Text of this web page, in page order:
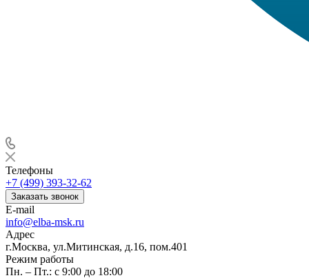
Телефоны
+7 (499) 393-32-62
Заказать звонок
E-mail
info@elba-msk.ru
Адрес
г.Москва, ул.Митинская, д.16, пом.401
Режим работы
Пн. – Пт.: с 9:00 до 18:00